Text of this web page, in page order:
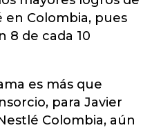
en Colombia, pues
8 de cada 10
es más que
para Javier
Colombia, aún